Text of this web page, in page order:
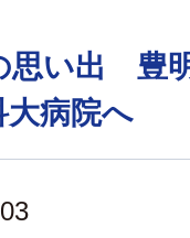
思い出 豊
病院へ